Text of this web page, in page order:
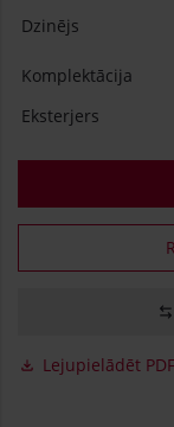
Dzinējs
Komplektācija
Eksterjers
Lejupielādēt PDF